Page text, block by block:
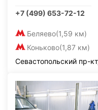
+7 (499) 653-72-12
Беляево(1,59 км)
Коньково(1,87 км)
Севастопольский пр-